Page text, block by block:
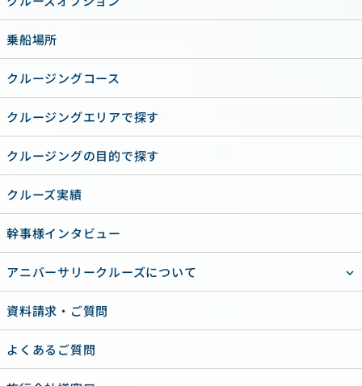
乗船場所
クルージングコース
クルージングエリアで探す
クルージングの目的で探す
クルーズ実績
幹事様インタビュー
アニバーサリークルーズについて
資料請求・ご質問
よくあるご質問